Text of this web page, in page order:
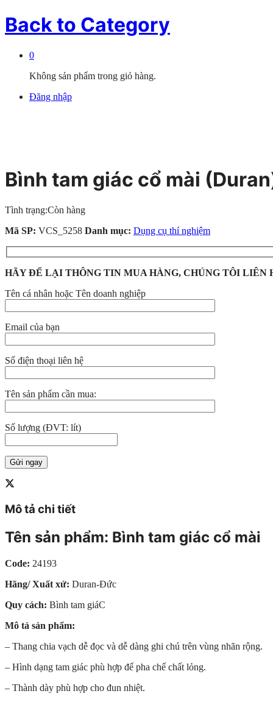
Back to Category
0
Không sản phẩm trong giỏ hàng.
Đăng nhập
Bình tam giác cổ mài
Tình trạng:Còn hàng
Mã SP: VCS_5258 Danh mục: Dụng cụ thí nghiệm
HÃY ĐỂ LẠI THÔNG TIN MUA HÀNG, CHÚNG TÔI LIÊN
Tên cá nhân hoặc Tên doanh nghiệp
Email của bạn
Số điện thoại liên hệ
Tên sản phẩm cần mua:
Số lượng (ĐVT: lít)
Mô tả chi tiết
Tên sản phẩm: Bình tam giác cổ mài
Code: 24193
Hãng/ Xuất xứ: Duran-Đức
Quy cách: Bình tam giáC
Mô tả sản phẩm:
– Thang chia vạch dễ đọc và dễ dàng ghi chú trên vùng nhãn rộng.
– Hình dạng tam giác phù hợp để pha chế chất lỏng.
– Thành dày phù hợp cho đun nhiệt.